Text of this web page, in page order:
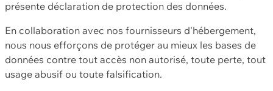
présente déclaration de protection des données.
En collaboration avec nos fournisseurs d'hébergement,
nous nous efforçons de protéger au mieux les bases de
données contre tout accès non autorisé, toute perte, tout
usage abusif ou toute falsification.